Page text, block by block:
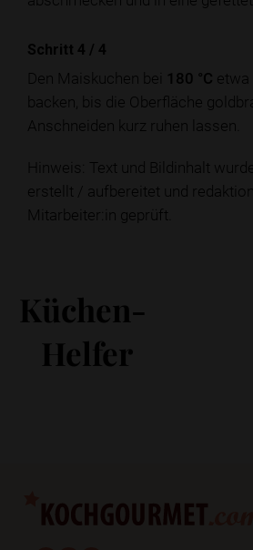
Schritt 4 / 4
Den Maiskuchen bei 180 °C etwa
backen, bis die Oberfläche
Anschneiden kurz ruhen lassen.
Hinweis: Text und Bildinhalt
erstellt / aufbereitet und
Mitarbeiter:in geprüft.
Küchen-
Helfer